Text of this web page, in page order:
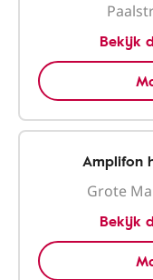
Bekijk
Amplifon
Grote
Bekijk